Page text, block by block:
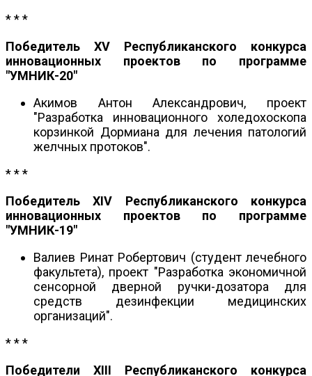
* * *
Победитель XV Республиканского конкурса
инновационных проектов по программе
"УМНИК-20"
Акимов Антон Александрович, проект
"Разработка инновационного холедохоскопа
корзинкой Дормиана для лечения патологий
желчных протоков".
* * *
Победитель XIV Республиканского конкурса
инновационных проектов по программе
"УМНИК-19"
Валиев Ринат Робертович (студент лечебного
факультета), проект "Разработка экономичной
сенсорной дверной ручки-дозатора для
средств дезинфекции медицинских
организаций".
* * *
Победители XIII Республиканского конкурса